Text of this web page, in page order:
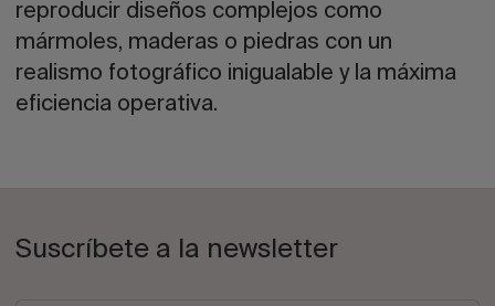
reproducir diseños complejos como
mármoles, maderas o piedras con un
realismo fotográfico inigualable y la máxima
eficiencia operativa.
Suscríbete a la newsletter